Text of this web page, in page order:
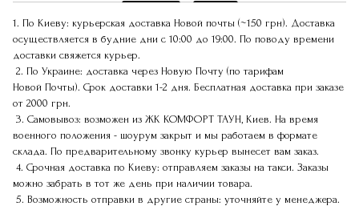
1. По Киеву: курьерская доставка Новой почты (~150 грн). Доставка
осуществляется в будние дни с 10:00 до 19:00. По поводу времени
доставки свяжется курьер.
2. По Украине: доставка через Новую Почту (по тарифам
Новой Почты). Срок доставки 1-2 дня. Бесплатная доставка при заказе
от 2000 грн.
3. Самовывоз: возможен из ЖК КОМФОРТ ТАУН, Киев. На время
военного положения - шоурум закрыт и мы работаем в формате
склада. По предварительному звонку курьер вынесет вам заказ.
4. Срочная доставка по Киеву: отправляем заказы на такси. Заказы
можно забрать в тот же день при наличии товара.
5. Возможность отправки в другие страны: уточняйте у менеджера.